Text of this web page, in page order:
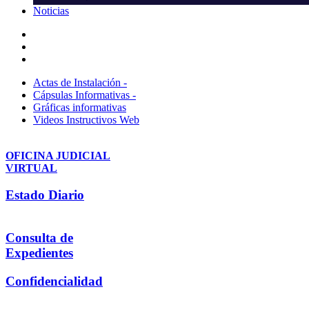
Noticias
Actas de Instalación -
Cápsulas Informativas -
Gráficas informativas
Videos Instructivos Web
OFICINA JUDICIAL
VIRTUAL
Estado Diario
Consulta de
Expedientes
Confidencialidad